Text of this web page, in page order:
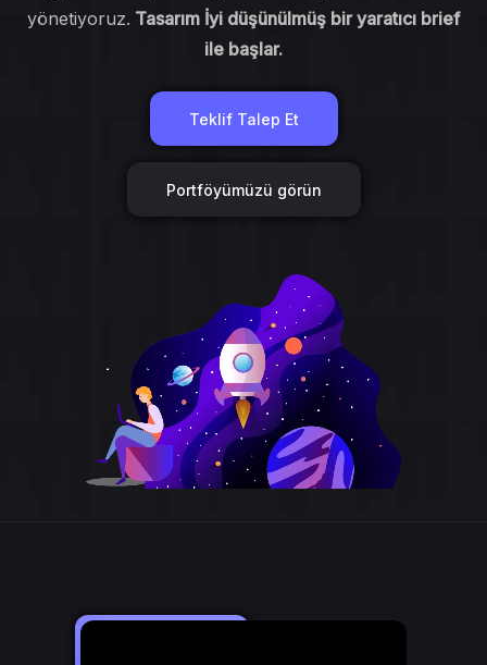
yönetiyoruz. Tasarım İyi düşünülmüş bir yaratıcı brief
ile başlar.
Teklif Talep Et
Portföyümüzü görün